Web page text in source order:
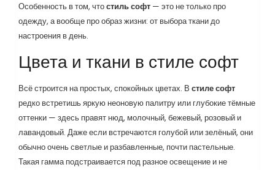
Особенность в том, чтостиль софт — это не только про
одежду, а вообще про образ жизни: от выбора ткани до
настроения в день.
Цвета и ткани в стиле софт
Всё строится на простых, спокойных цветах. В стиле софт
редко встретишь яркую неоновую палитру или глубокие тёмные
оттенки — здесь правят нюд, молочный, бежевый, розовый и
лавандовый. Даже если встречаются голубой или зелёный, они
обычно очень светлые и разбавленные, почти пастельные.
Такая гамма подстраивается под разное освещение и не